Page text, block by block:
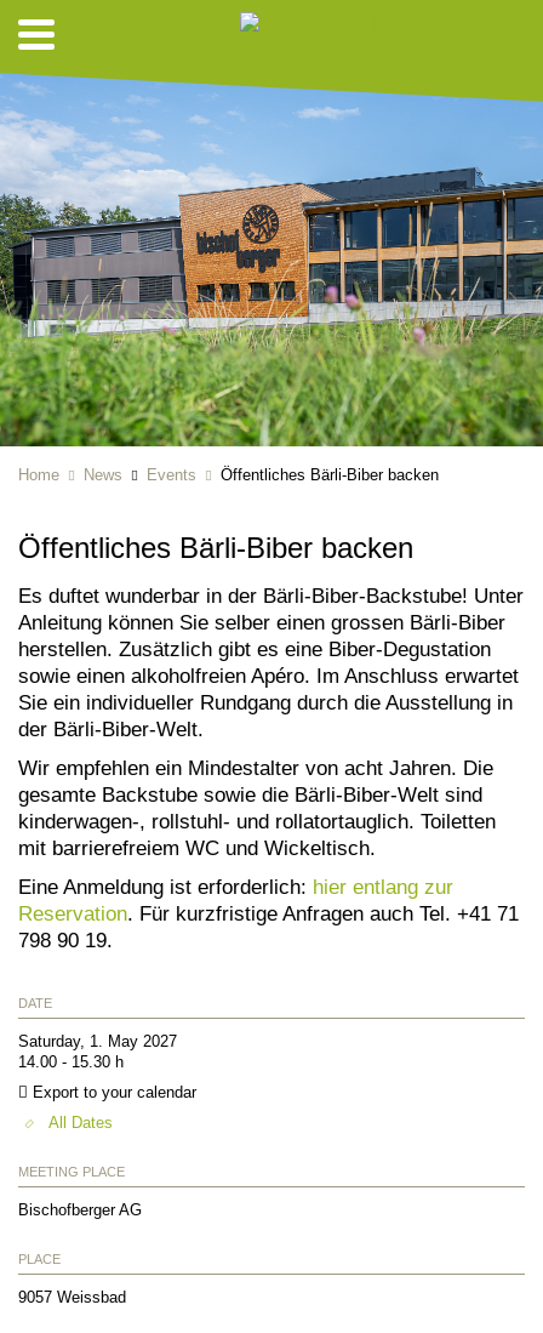
Home News Events Öffentliches Bärli-Biber backen
Öffentliches Bärli-Biber backen
Es duftet wunderbar in der Bärli-Biber-Backstube! Unter
Anleitung können Sie selber einen grossen Bärli-Biber
herstellen. Zusätzlich gibt es eine Biber-Degustation
sowie einen alkoholfreien Apéro. Im Anschluss erwartet
Sie ein individueller Rundgang durch die Ausstellung in
der Bärli-Biber-Welt.
Wir empfehlen ein Mindestalter von acht Jahren. Die
gesamte Backstube sowie die Bärli-Biber-Welt sind
kinderwagen-, rollstuhl- und rollatortauglich. Toiletten
mit barrierefreiem WC und Wickeltisch.
Eine Anmeldung ist erforderlich: hier entlang zur
Reservation . Für kurzfristige Anfragen auch Tel. +41 71
798 90 19.
DATE
Saturday, 1. May 2027
14.00 - 15.30 h
Export to your calendar
All Dates
MEETING PLACE
Bischofberger AG
PLACE
9057 Weissbad